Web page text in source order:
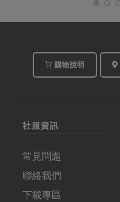
循著這一種氣味，二○一
四年七月，馥聚與主婦
購物說明
社服資訊
常見問題
聯絡我們
下載專區